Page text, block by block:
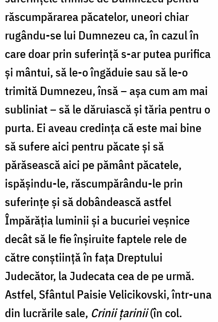
răscumpărarea păcatelor, uneori chiar
rugându-se lui Dumnezeu ca, în cazul în
care doar prin suferință s-ar putea purifica
și mântui, să le-o îngăduie sau să le-o
trimită Dumnezeu, însă – așa cum am mai
subliniat – să le dăruiască și tăria pentru o
purta. Ei aveau credința că este mai bine
să sufere aici pentru păcate și să
părăsească aici pe pământ păcatele,
ispășindu-le, răscumpărându-le prin
suferințe și să dobândească astfel
Împărăția luminii și a bucuriei veșnice
decât să le fie înșiruite faptele rele de
către conștiință în fața Dreptului
Judecător, la Judecata cea de pe urmă.
Astfel, Sfântul Paisie Velicikovski, într-una
din lucrările sale, Crinii țarinii(în col.